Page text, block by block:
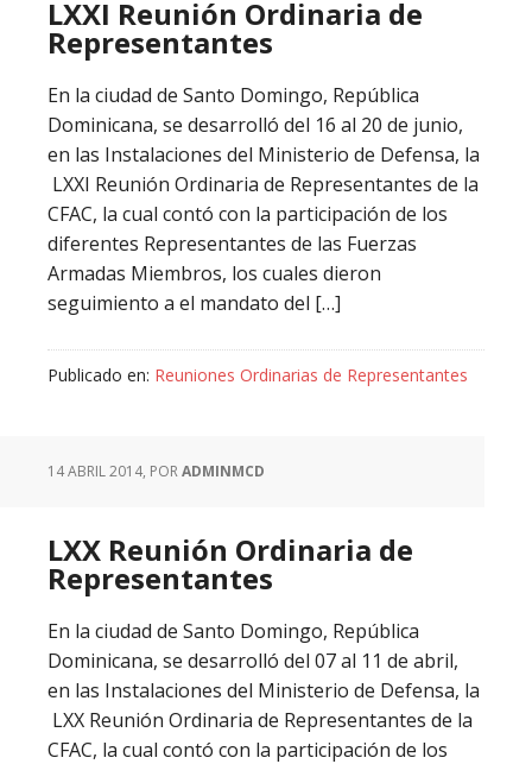
LXXI Reunión Ordinaria de
Representantes
En la ciudad de Santo Domingo, República
Dominicana, se desarrolló del 16 al 20 de junio,
en las Instalaciones del Ministerio de Defensa, la
LXXI Reunión Ordinaria de Representantes de la
CFAC, la cual contó con la participación de los
diferentes Representantes de las Fuerzas
Armadas Miembros, los cuales dieron
seguimiento a el mandato del […]
Publicado en: Reuniones Ordinarias de Representantes
14 ABRIL 2014, PORADMINMCD
LXX Reunión Ordinaria de
Representantes
En la ciudad de Santo Domingo, República
Dominicana, se desarrolló del 07 al 11 de abril,
en las Instalaciones del Ministerio de Defensa, la
LXX Reunión Ordinaria de Representantes de la
CFAC, la cual contó con la participación de los